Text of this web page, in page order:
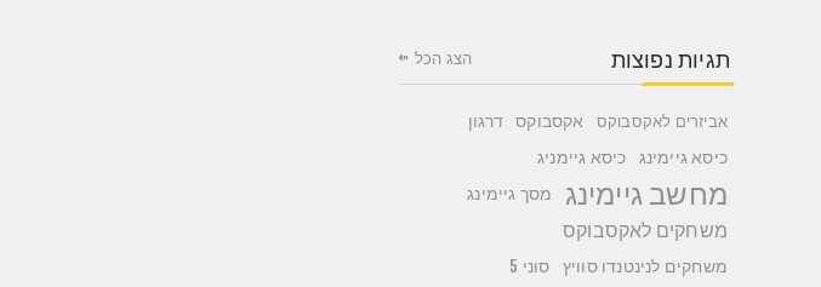
תגיות נפוצות
אביזרים לאקסבוקס אקסבוקס
דרגון
כיסא גיימינג
כיסא גיימניג
מחשב גיימינג מסך גיימינג
משחקים לאקסבוקס
משחקים לנינטנדו סוויץ סוני 5
הצג הכל